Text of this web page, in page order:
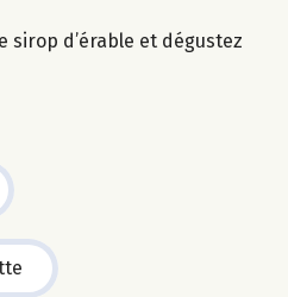
sirop d’érable et dégustez